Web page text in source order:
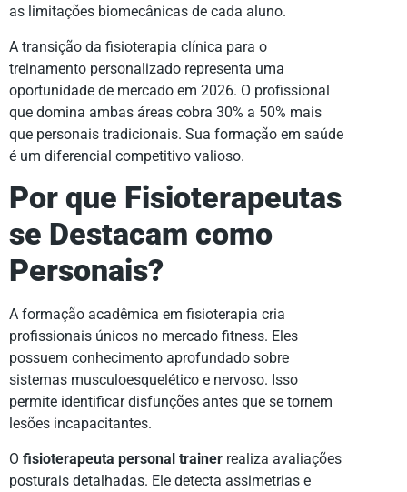
as limitações biomecânicas de cada aluno.
A transição da fisioterapia clínica para o
treinamento personalizado representa uma
oportunidade de mercado em 2026. O profissional
que domina ambas áreas cobra 30% a 50% mais
que personais tradicionais. Sua formação em saúde
é um diferencial competitivo valioso.
Por que Fisioterapeutas
se Destacam como
Personais?
A formação acadêmica em fisioterapia cria
profissionais únicos no mercado fitness. Eles
possuem conhecimento aprofundado sobre
sistemas musculoesquelético e nervoso. Isso
permite identificar disfunções antes que se tornem
lesões incapacitantes.
O fisioterapeuta personal trainer realiza avaliações
posturais detalhadas. Ele detecta assimetrias e